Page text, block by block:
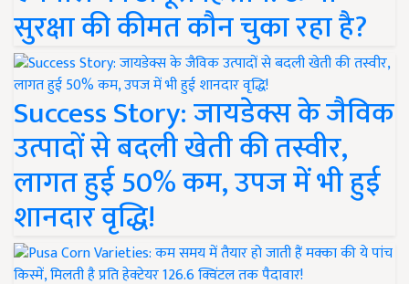
सुरक्षा की कीमत कौन चुका रहा है?
Success Story: जायडेक्स के जैविक
उत्पादों से बदली खेती की तस्वीर,
लागत हुई 50% कम, उपज में भी हुई
शानदार वृद्धि!